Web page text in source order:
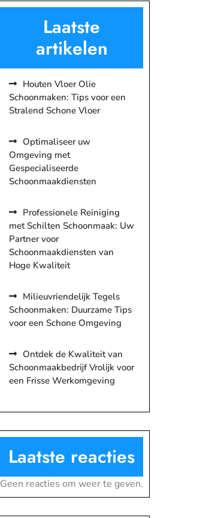
Laatste
artikelen
Houten Vloer Olie
Schoonmaken: Tips voor een
Stralend Schone Vloer
Optimaliseer uw
Omgeving met
Gespecialiseerde
Schoonmaakdiensten
Professionele Reiniging
met Schilten Schoonmaak: Uw
Partner voor
Schoonmaakdiensten van
Hoge Kwaliteit
Milieuvriendelijk Tegels
Schoonmaken: Duurzame Tips
voor een Schone Omgeving
Ontdek de Kwaliteit van
Schoonmaakbedrijf Vrolijk voor
een Frisse Werkomgeving
Laatste reacties
Geen reacties om weer te geven.